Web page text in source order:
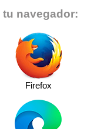
navegador:
Firefox